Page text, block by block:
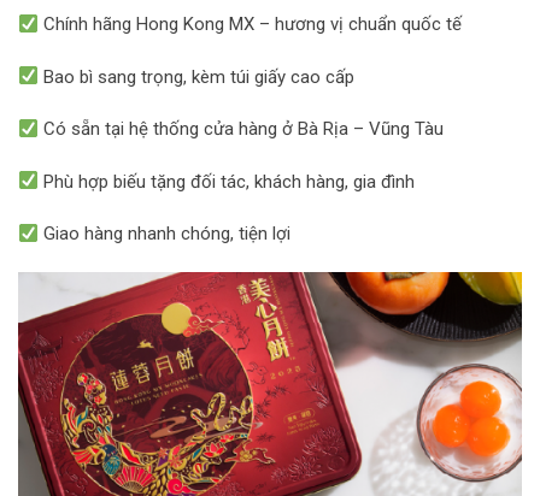
Chính hãng Hong Kong MX – hương vị chuẩn quốc tế
Bao bì sang trọng, kèm túi giấy cao cấp
Có sẵn tại hệ thống cửa hàng ở Bà Rịa – Vũng Tàu
Phù hợp biếu tặng đối tác, khách hàng, gia đình
Giao hàng nhanh chóng, tiện lợi